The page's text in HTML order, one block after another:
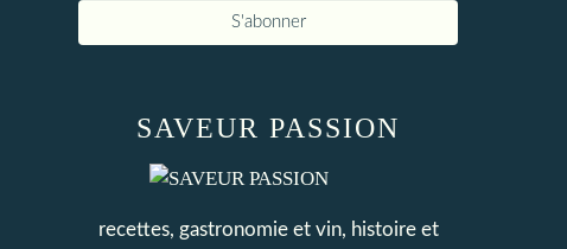
SAVEUR PASSION
recettes, gastronomie et vin, histoire et